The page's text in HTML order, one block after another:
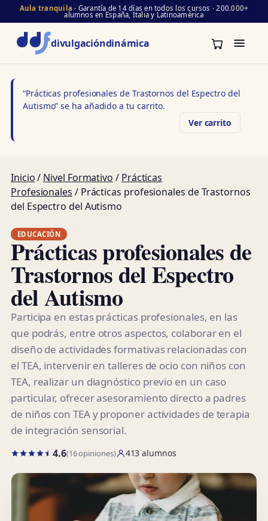
Aula tranquila · Garantía de 14 días en todos los cursos · 200.000+
alumnos en España, Italia y Latinoamérica
divulgacióndinámica
“Prácticas profesionales de Trastornos del Espectro del
Autismo” se ha añadido a tu carrito.
Ver carrito
Inicio/ Nivel Formativo / Prácticas
Profesionales / Prácticas profesionales de Trastornos
del Espectro del Autismo
EDUCACIÓN
Prácticas profesionales de
Trastornos del Espectro
del Autismo
Participa en estas prácticas profesionales, en las
que podrás, entre otros aspectos, colaborar en el
diseño de actividades formativas relacionadas con
el TEA, intervenir en talleres de ocio con niños con
TEA, realizar un diagnóstico previo en un caso
particular, ofrecer asesoramiento directo a padres
de niños con TEA y proponer actividades de terapia
de integración sensorial.
4.6(16 opiniones) 413 alumnos